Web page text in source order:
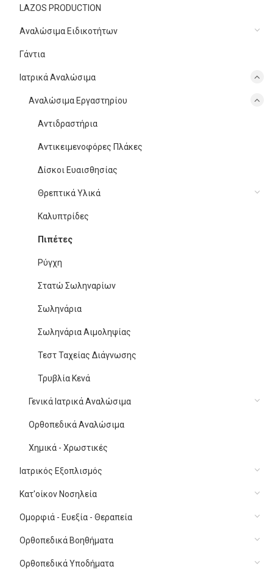
LAZOS PRODUCTION
Αναλώσιμα Ειδικοτήτων
Γάντια
Ιατρικά Αναλώσιμα
Αναλώσιμα Εργαστηρίου
Αντιδραστήρια
Αντικειμενοφόρες Πλάκες
Δίσκοι Ευαισθησίας
Θρεπτικά Υλικά
Καλυπτρίδες
Πιπέτες
Ρύγχη
Στατώ Σωληναρίων
Σωληνάρια
Σωληνάρια Αιμοληψίας
Τεστ Ταχείας Διάγνωσης
Τρυβλία Κενά
Γενικά Ιατρικά Αναλώσιμα
Ορθοπεδικά Αναλώσιμα
Χημικά - Χρωστικές
Ιατρικός Εξοπλισμός
Κατ'οίκον Νοσηλεία
Ομορφιά - Ευεξία - Θεραπεία
Ορθοπεδικά Βοηθήματα
Ορθοπεδικά Υποδήματα